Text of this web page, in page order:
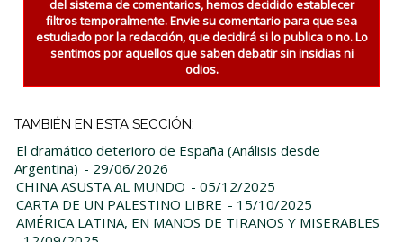
del sistema de comentarios, hemos decidido establecer
filtros temporalmente. Envie su comentario para que sea
estudiado por la redacción, que decidirá si lo publica o no. Lo
sentimos por aquellos que saben debatir sin insidias ni
odios.
TAMBIÉN EN ESTA SECCIÓN:
El dramático deterioro de España (Análisis desde
Argentina) - 29/06/2026
CHINA ASUSTA AL MUNDO - 05/12/2025
CARTA DE UN PALESTINO LIBRE - 15/10/2025
AMÉRICA LATINA, EN MANOS DE TIRANOS Y MISERABLES